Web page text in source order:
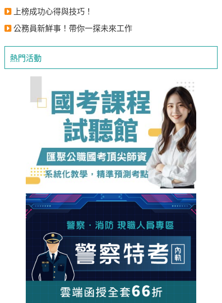
上榜成功心得與技巧！
公務員新鮮事！帶你一探未來工作
熱門活動